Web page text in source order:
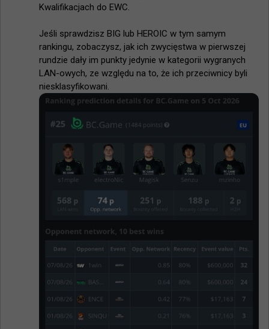
Kwalifikacjach do EWC.
Jeśli sprawdzisz BIG lub HEROIC w tym samym
rankingu, zobaczysz, jak ich zwycięstwa w pierwszej
rundzie dały im punkty jedynie w kategorii wygranych
LAN-owych, ze względu na to, że ich przeciwnicy byli
niesklasyfikowani.